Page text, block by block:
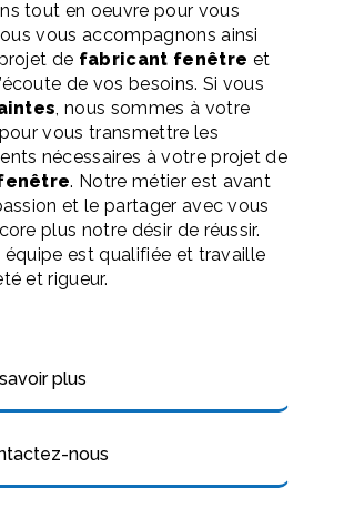
tout en oeuvre pour vous
vous accompagnons ainsi
de fabricant fenêtre et
de vos besoins. Si vous
, nous sommes à votre
vous transmettre les
nécessaires à votre projet de
. Notre métier est avant
et le partager avec vous
plus notre désir de réussir.
équipe est qualifiée et travaille
et rigueur.
plus
nous